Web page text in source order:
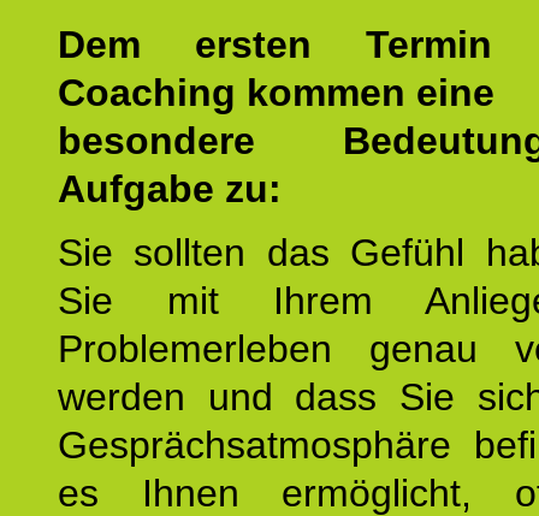
Dem ersten
Coaching kommen eine
besondere
Aufgabe zu:
Sie sollten das Gefühl
Sie mit Ihrem
Problemerleben genau
werden und dass Sie
Gesprächsatmosphäre
es Ihnen ermöglicht,